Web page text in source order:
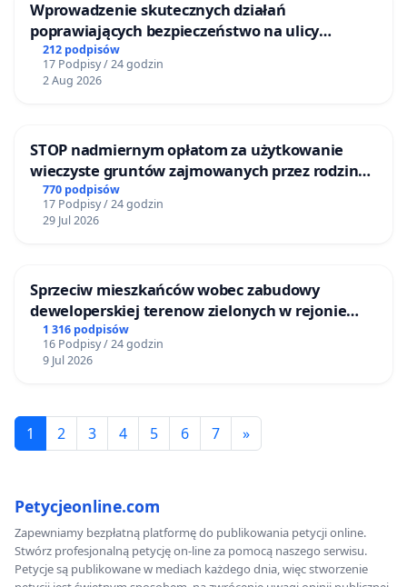
Wprowadzenie skutecznych działań
poprawiających bezpieczeństwo na ulicy
Żeromskiego w Otwocku
212 podpisów
17 Podpisy / 24 godzin
2 Aug 2026
STOP nadmiernym opłatom za użytkowanie
wieczyste gruntów zajmowanych przez rodzinne
ogrody działkowe.
770 podpisów
17 Podpisy / 24 godzin
29 Jul 2026
Sprzeciw mieszkańców wobec zabudowy
deweloperskiej terenow zielonych w rejonie
Bulwarów Straceńskich w Bielsku-Białej
1 316 podpisów
16 Podpisy / 24 godzin
9 Jul 2026
1 2 3 4 5 6 7 »
Petycjeonline.com
Zapewniamy bezpłatną platformę do publikowania petycji online.
Stwórz profesjonalną petycję on-line za pomocą naszego serwisu.
Petycje są publikowane w mediach każdego dnia, więc stworzenie